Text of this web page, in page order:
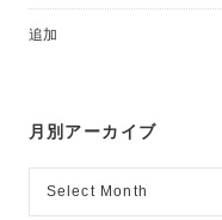
追加
月別アーカイブ
ア